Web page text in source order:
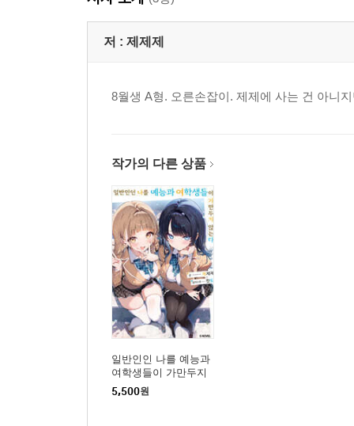
저 : 제제제
8월생 A형. 오른손잡이. 제제에 사는 건 아니
작가의 다른 상품
일반인인 나를 예능과
여학생들이 가만두지
않는다 01권
5,500원